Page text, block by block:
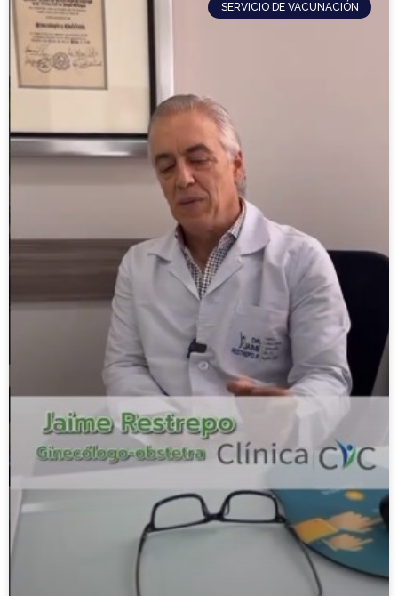
SERVICIO DE VACUNACIÓN